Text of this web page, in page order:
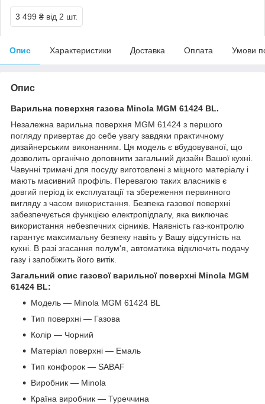
3 499 ₴ від 2 шт.
Опис Характеристики Доставка Оплата Умови
Опис
Варильна поверхня газова Minola MGM 61424 BL.
Незалежна варильна поверхня MGM 61424 з першого
погляду привертає до себе увагу завдяки практичному
дизайнерським виконанням. Ця модель є вбудовуваної, що
дозволить органічно доповнити загальний дизайн Вашої кухні.
Чавунні тримачі для посуду виготовлені з міцного матеріалу і
мають масивний профіль. Перевагою таких власників є
довгий період їх експлуатації та збереження первинного
вигляду з часом використання. Безпека газової поверхні
забезпечується функцією електропідпалу, яка виключає
використання небезпечних сірників. Наявність газ-контролю
гарантує максимальну безпеку навіть у Вашу відсутність на
кухні. В разі згасання полум'я, автоматика відключить подачу
газу і запобіжить його витік.
Загальний опис газової варильної поверхні Minola MGM
61424 BL:
Модель — Minola MGM 61424 BL
Тип поверхні — Газова
Колір — Чорний
Матеріал поверхні — Емаль
Тип конфорок — SABAF
Виробник — Minola
Країна виробник — Туреччина